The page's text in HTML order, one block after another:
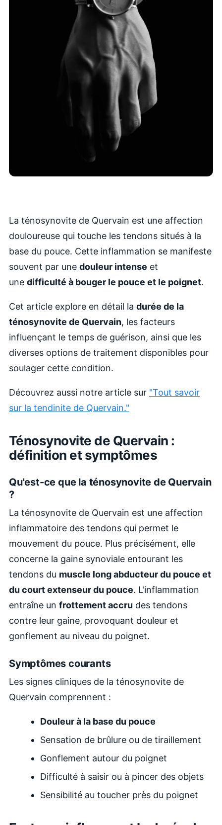
La ténosynovite de Quervain est une affection
douloureuse qui touche les tendons situés à la
base du pouce. Cette inflammation se manifeste
souvent par une douleur intense et
une difficulté à bouger le pouce et le poignet.
Cet article explore en détail la durée de la
ténosynovite de Quervain, les facteurs
influençant le temps de guérison, ainsi que les
diverses options de traitement disponibles pour
soulager cette condition.
Découvrez aussi notre article sur "Tout savoir
sur la tendinite de Quervain."
Ténosynovite de Quervain :
définition et symptômes
Qu'est-ce que la ténosynovite de Quervain
?
La ténosynovite de Quervain est une affection
inflammatoire des tendons qui permet le
mouvement du pouce. Plus précisément, elle
concerne la gaine synoviale entourant les
tendons du muscle long abducteur du pouce et
du court extenseur du pouce. L'inflammation
entraîne un frottement accru des tendons
contre leur gaine, provoquant douleur et
gonflement au niveau du poignet.
Symptômes courants
Les signes cliniques de la ténosynovite de
Quervain comprennent :
Douleur à la base du pouce
Sensation de brûlure ou de tiraillement
Gonflement autour du poignet
Difficulté à saisir ou à pincer des objets
Sensibilité au toucher près du poignet